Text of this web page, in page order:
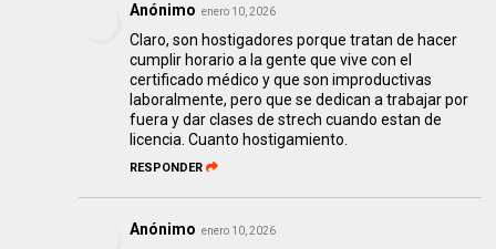
Anónimo enero 10, 2026
Claro, son hostigadores porque tratan de hacer
cumplir horario a la gente que vive con el
certificado médico y que son improductivas
laboralmente, pero que se dedican a trabajar por
fuera y dar clases de strech cuando estan de
licencia. Cuanto hostigamiento.
RESPONDER
Anónimo enero 10, 2026